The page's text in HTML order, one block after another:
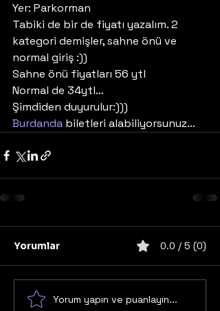
Yer: Parkorman
Tabiki de bir de fiyatı yazalım. 2
kategori demişler, sahne önü ve
normal giriş :))
Sahne önü fiyatları 56 ytl
Normal de 34ytl…
Şimdiden duyurulur:)))
Burdanda biletleri alabiliyorsunuz…
Yorumlar 0.0 / 5 (0)
Yorum yapın ve puanlayın...